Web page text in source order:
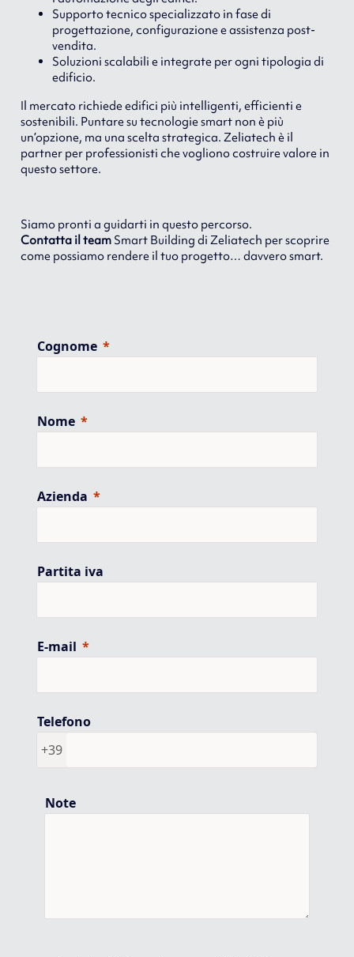
Supporto tecnico specializzato in fase di
progettazione, configurazione e assistenza post-
vendita.
Soluzioni scalabili e integrate per ogni tipologia di
edificio.
Il mercato richiede edifici più intelligenti, efficienti e
sostenibili. Puntare su tecnologie smart non è più
un’opzione, ma una scelta strategica. Zeliatech è il
partner per professionisti che vogliono costruire valore in
questo settore.
Siamo pronti a guidarti in questo percorso.
Contatta il team Smart Building di Zeliatech per scoprire
come possiamo rendere il tuo progetto… davvero smart.
Cognome
Nome
Azienda
Partita iva
E-mail
Telefono
+39
Note